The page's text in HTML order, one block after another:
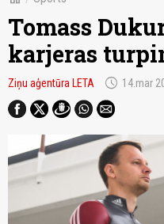
Tomass
karjeras
Ziņu aģentūra LETA schedule 14.mar